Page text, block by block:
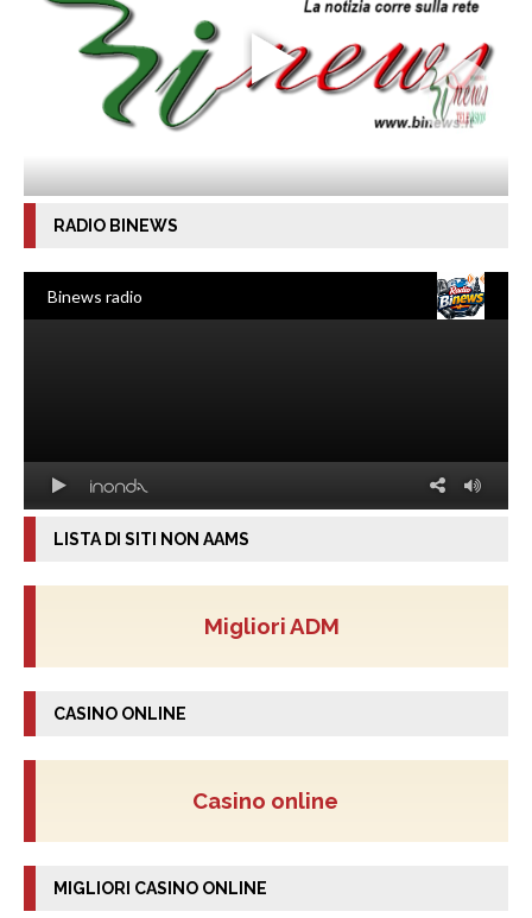
RADIO BINEWS
LISTA DI SITI NON AAMS
Migliori ADM
CASINO ONLINE
Casino online
MIGLIORI CASINO ONLINE